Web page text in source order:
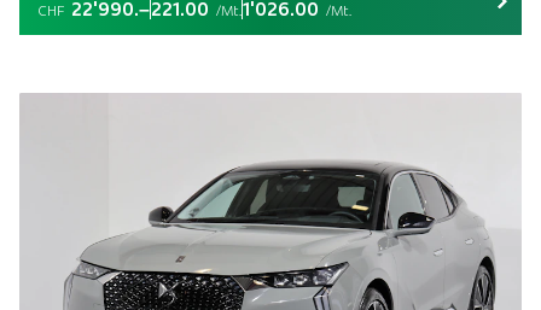
CHF 22'990.–221.00 /Mt.1'026.00 /Mt.